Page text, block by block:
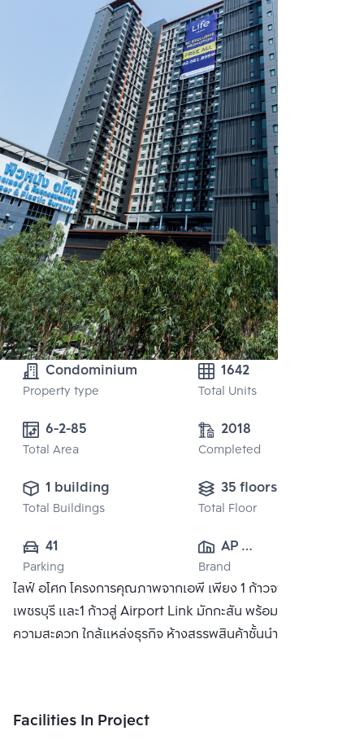
Condominium
Property type
1642
Total Units
6-2-85
Total Area
2018
Completed
1 building
Total Buildings
35 floors
Total Floor
41
Parking
AP
(PHETCHABURI)
CO., LTD
Brand
ไลฟ์ อโศก โครงการคุณภาพจากเอพี เพียง 1 ก้าวจาก MRT
เพชรบุรี และ1 ก้าวสู่ Airport Link มักกะสัน พร้อมสิ่งอำนวย
ความสะดวก ใกล้แหล่งธุรกิจ ห้างสรรพสินค้าชั้นนำ
Facilities In Project